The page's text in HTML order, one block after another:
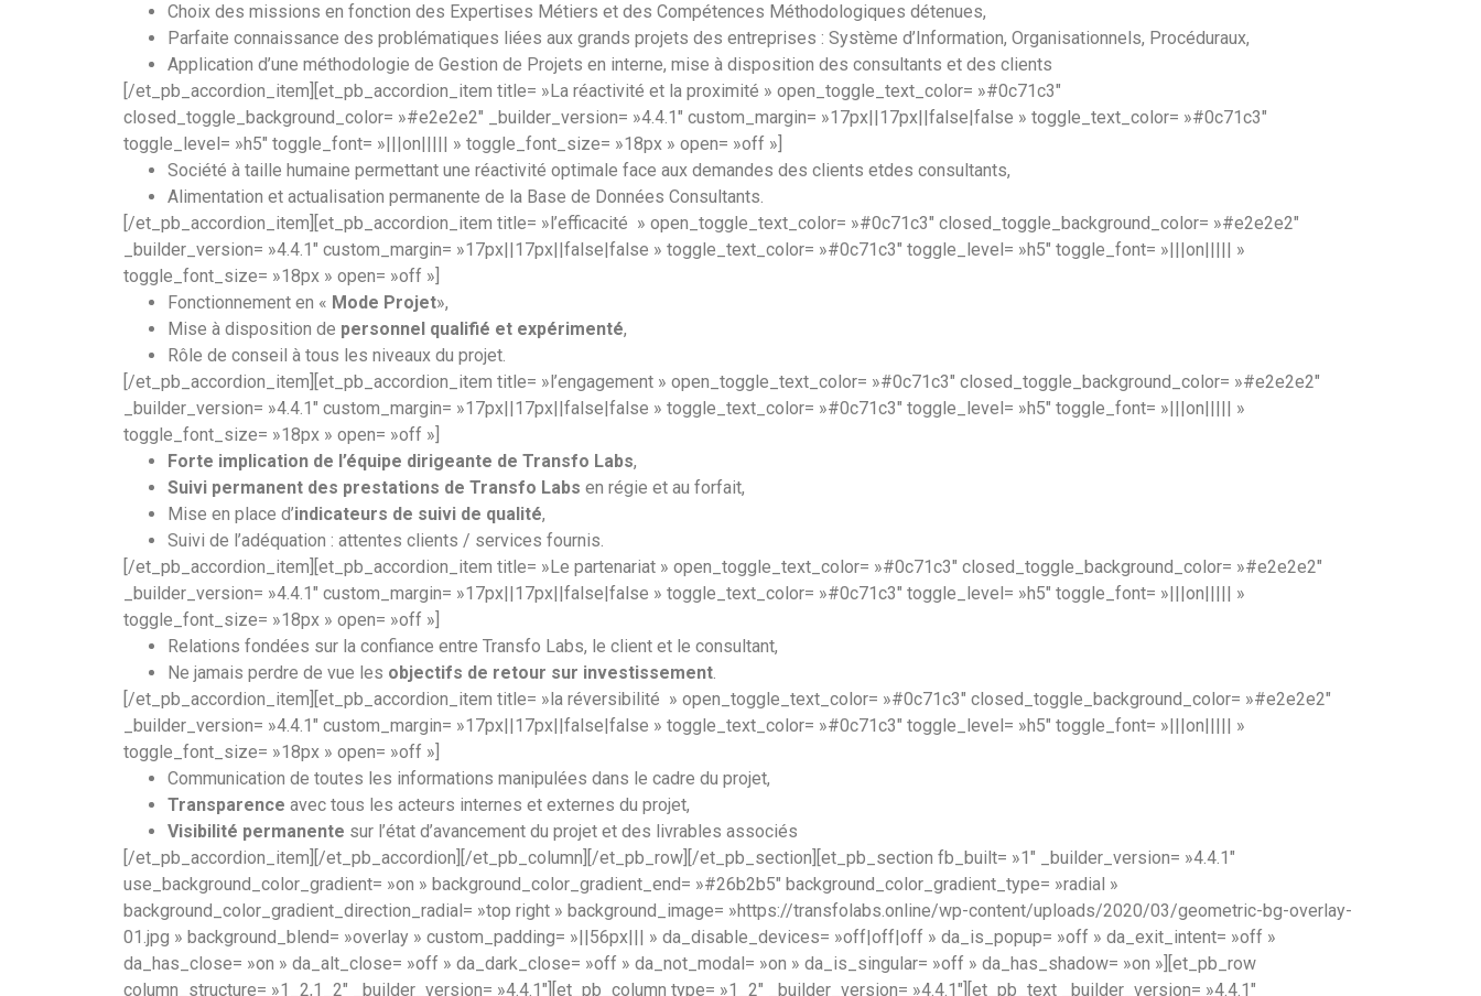
Choix des missions en fonction des Expertises Métiers et des Compétences Méthodologiques détenues,
Parfaite connaissance des problématiques liées aux grands projets des entreprises : Système d’Information, Organisationnels, Procéduraux,
Application d’une méthodologie de Gestion de Projets en interne, mise à disposition des consultants et des clients
[/et_pb_accordion_item][et_pb_accordion_item title= »La réactivité et la proximité » open_toggle_text_color= »#0c71c3″
closed_toggle_background_color= »#e2e2e2″ _builder_version= »4.4.1″ custom_margin= »17px||17px||false|false » toggle_text_color= »#0c71c3″
toggle_level= »h5″ toggle_font= »|||on||||| » toggle_font_size= »18px » open= »off »]
Société à taille humaine permettant une réactivité optimale face aux demandes des clients etdes consultants,
Alimentation et actualisation permanente de la Base de Données Consultants.
[/et_pb_accordion_item][et_pb_accordion_item title= »l’efficacité » open_toggle_text_color= »#0c71c3″ closed_toggle_background_color= »#e2e2e2″
_builder_version= »4.4.1″ custom_margin= »17px||17px||false|false » toggle_text_color= »#0c71c3″ toggle_level= »h5″ toggle_font= »|||on||||| »
toggle_font_size= »18px » open= »off »]
Fonctionnement en « Mode Projet»,
Mise à disposition de personnel qualifié et expérimenté,
Rôle de conseil à tous les niveaux du projet.
[/et_pb_accordion_item][et_pb_accordion_item title= »l’engagement » open_toggle_text_color= »#0c71c3″ closed_toggle_background_color= »#e2e2e2″
_builder_version= »4.4.1″ custom_margin= »17px||17px||false|false » toggle_text_color= »#0c71c3″ toggle_level= »h5″ toggle_font= »|||on||||| »
toggle_font_size= »18px » open= »off »]
Forte implication de l’équipe dirigeante de Transfo Labs,
Suivi permanent des prestations de Transfo Labs en régie et au forfait,
Mise en place d’indicateurs de suivi de qualité,
Suivi de l’adéquation : attentes clients / services fournis.
[/et_pb_accordion_item][et_pb_accordion_item title= »Le partenariat » open_toggle_text_color= »#0c71c3″ closed_toggle_background_color= »#e2e2e2″
_builder_version= »4.4.1″ custom_margin= »17px||17px||false|false » toggle_text_color= »#0c71c3″ toggle_level= »h5″ toggle_font= »|||on||||| »
toggle_font_size= »18px » open= »off »]
Relations fondées sur la confiance entre Transfo Labs, le client et le consultant,
Ne jamais perdre de vue les objectifs de retour sur investissement.
[/et_pb_accordion_item][et_pb_accordion_item title= »la réversibilité » open_toggle_text_color= »#0c71c3″ closed_toggle_background_color= »#e2e2e2″
_builder_version= »4.4.1″ custom_margin= »17px||17px||false|false » toggle_text_color= »#0c71c3″ toggle_level= »h5″ toggle_font= »|||on||||| »
toggle_font_size= »18px » open= »off »]
Communication de toutes les informations manipulées dans le cadre du projet,
Transparence avec tous les acteurs internes et externes du projet,
Visibilité permanente sur l’état d’avancement du projet et des livrables associés
[/et_pb_accordion_item][/et_pb_accordion][/et_pb_column][/et_pb_row][/et_pb_section][et_pb_section fb_built= »1″ _builder_version= »4.4.1″
use_background_color_gradient= »on » background_color_gradient_end= »#26b2b5″ background_color_gradient_type= »radial »
background_color_gradient_direction_radial= »top right » background_image= »https://transfolabs.online/wp-content/uploads/2020/03/geometric-bg-overlay-
01.jpg » background_blend= »overlay » custom_padding= »||56px||| » da_disable_devices= »off|off|off » da_is_popup= »off » da_exit_intent= »off »
da_has_close= »on » da_alt_close= »off » da_dark_close= »off » da_not_modal= »on » da_is_singular= »off » da_has_shadow= »on »][et_pb_row
column_structure= »1_2,1_2″ _builder_version= »4.4.1″][et_pb_column type= »1_2″ _builder_version= »4.4.1″][et_pb_text _builder_version= »4.4.1″